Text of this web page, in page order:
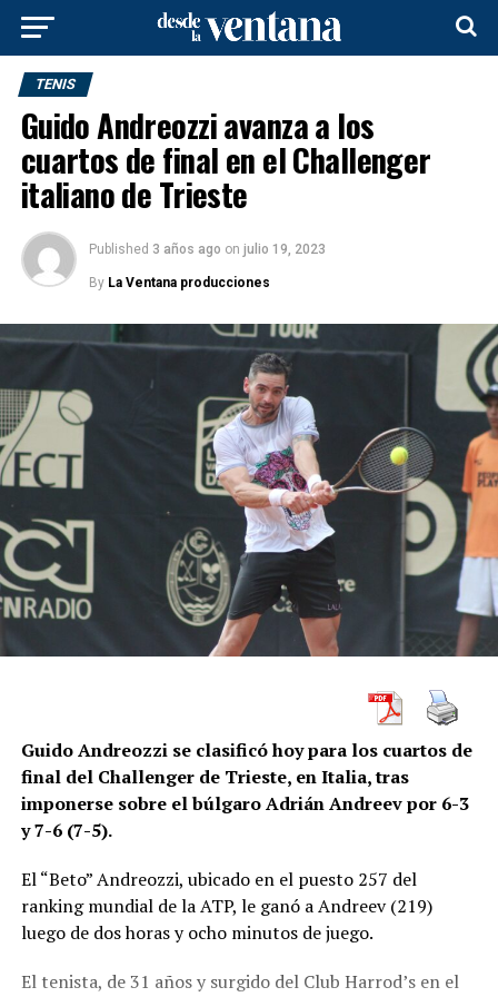
TENIS
Guido Andreozzi avanza a los
cuartos de final en el Challenger
italiano de Trieste
Published 3 años ago on julio 19, 2023
By La Ventana producciones
Guido Andreozzi se clasificó hoy para los cuartos de
final del Challenger de Trieste, en Italia, tras
imponerse sobre el búlgaro Adrián Andreev por 6-3
y 7-6 (7-5).
El “Beto” Andreozzi, ubicado en el puesto 257 del
ranking mundial de la ATP, le ganó a Andreev (219)
luego de dos horas y ocho minutos de juego.
El tenista, de 31 años y surgido del Club Harrod’s en el